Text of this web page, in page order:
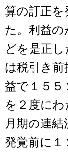
算の訂正を
た。利益の
どを是正
は税引き前
益で１５５
を２度にわ
月期の連
発覚前に１